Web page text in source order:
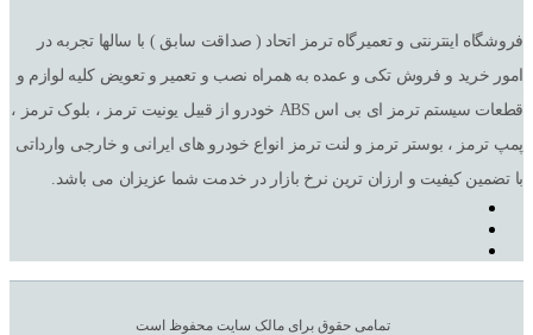
فروشگاه اینترنتی و تعمیرگاه ترمز اتحاد ( صداقت سابق ) با سالها تجربه در
امور خرید و فروش تکی و عمده به همراه نصب و تعمیر و تعویض کلیه لوازم و
قطعات سیستم ترمز ای بی اس ABS خودرو از قبیل یونیت ترمز ، بلوک ترمز ،
پمپ ترمز ، بوستر ترمز و لنت ترمز انواع خودرو های ایرانی و خارجی وارداتی
با تضمین کیفیت و ارزان ترین نرخ بازار در خدمت شما عزیزان می باشد.
تمامی حقوق برای مالک سایت محفوظ است